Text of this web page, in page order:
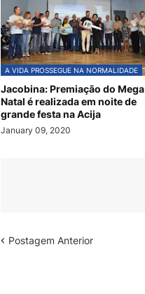
A VIDA PROSSEGUE NA NORMALIDADE
Jacobina: Premiação do Mega
Natal é realizada em noite de
grande festa na Acija
January 09, 2020
Postagem Anterior